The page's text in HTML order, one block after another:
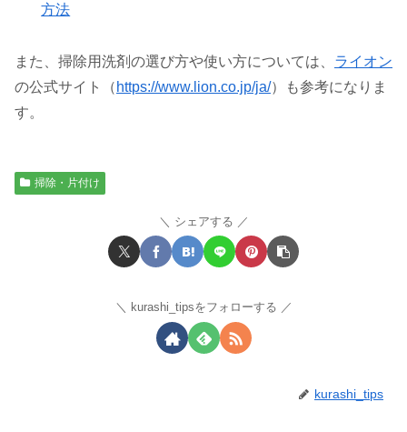
方法
また、掃除用洗剤の選び方や使い方については、 ライオン
の公式サイト（ https://www.lion.co.jp/ja/）も参考になりま
す。
掃除・片付け
シェアする
kurashi_tipsをフォローする
kurashi_tips